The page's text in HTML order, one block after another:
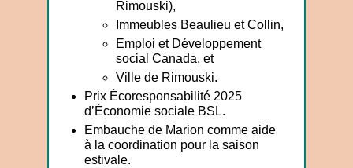
Rimouski),
Immeubles Beaulieu et Collin,
Emploi et Développement
social Canada, et
Ville de Rimouski.
Prix Écoresponsabilité 2025
d’Économie sociale BSL.
Embauche de Marion comme aide
à la coordination pour la saison
estivale.